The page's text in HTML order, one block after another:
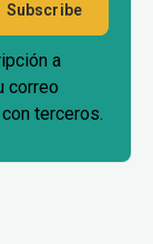
a
correo
terceros.